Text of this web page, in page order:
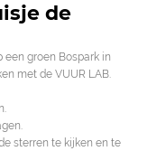
de
een groen Bospark in
met de VUUR LAB.
sterren te kijken en te